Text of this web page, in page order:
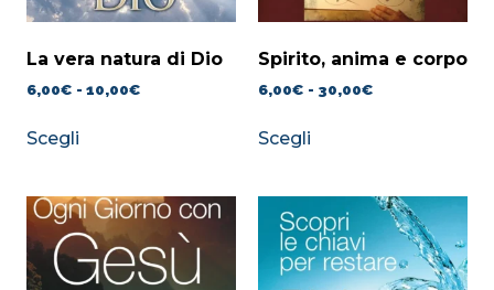
La vera natura di Dio
6,00€ - 10,00€
Scegli
Spirito, anima e corpo
6,00€ - 30,00€
Scegli